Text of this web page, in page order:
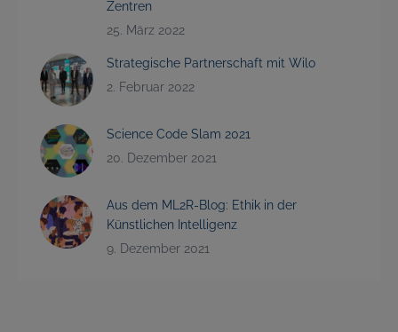
Zentren
25. März 2022
Strategische Partnerschaft mit Wilo
2. Februar 2022
Science Code Slam 2021
20. Dezember 2021
Aus dem ML2R-Blog: Ethik in der
Künstlichen Intelligenz
9. Dezember 2021